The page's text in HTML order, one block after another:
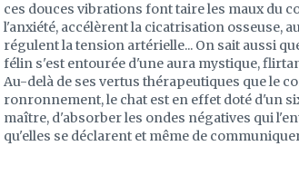
ces douces vibrations font taire les maux du
l'anxiété, accélèrent la cicatrisation osseuse,
régulent la tension artérielle... On sait aussi
félin s'est entourée d'une aura mystique,
Au-delà de ses vertus thérapeutiques que le
ronronnement, le chat est en effet doté d'un
maître, d'absorber les ondes négatives qui
qu'elles se déclarent et même de